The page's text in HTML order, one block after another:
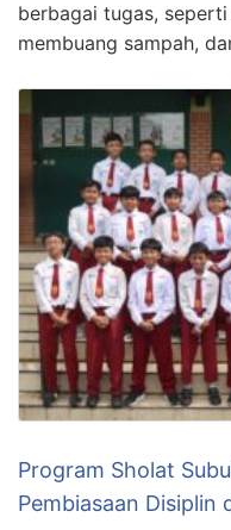
berbagai tugas,
membuang sampah,
Program Sholat
Pembiasaan Disiplin